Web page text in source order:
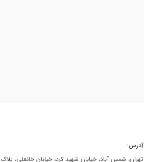
آدرس:
تهران، شمس آباد، خیابان شهید کرد، خیابان خانعلی، پلاک 87